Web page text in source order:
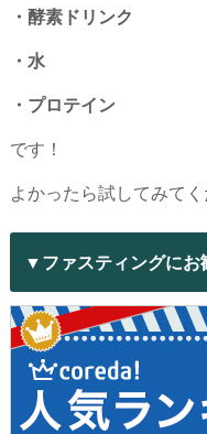
・酵素ドリンク
・水
・プロテイン
です！
よかったら試してみてく
▼ファスティングにお